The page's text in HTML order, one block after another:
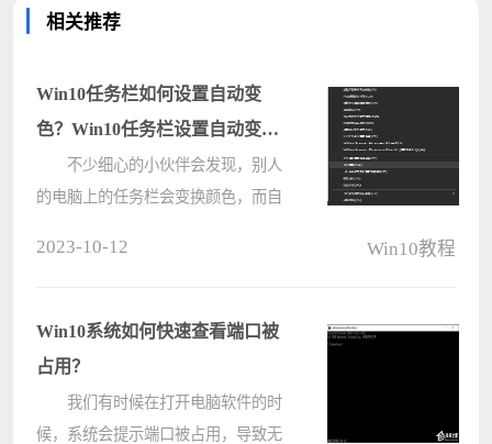
相关推荐
Win10任务栏如何设置自动变
色？Win10任务栏设置自动变色
操作方法
不少细心的小伙伴会发现，别人
的电脑上的任务栏会变换颜色，而自
下面就来一起看看吧。 操作方
法： ????
2023-10-12 Win10教程
Win10系统如何快速查看端口被
占用？
我们有时候在打开电脑软件的时
候，系统会提示端口被占用，导致无